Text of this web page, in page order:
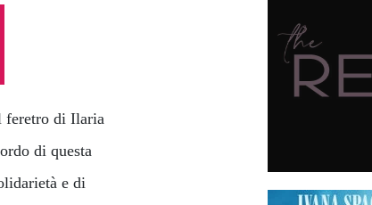
feretro di Ilaria
di questa
e di